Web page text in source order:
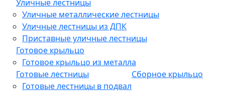
Уличные лестницы
Уличные металлические лестницы
Уличные лестницы из ДПК
Приставные уличные лестницы
Готовое крыльцо
Готовое крыльцо из металла
Готовые лестницы
Готовые лестницы в подвал
Сборное крыльцо